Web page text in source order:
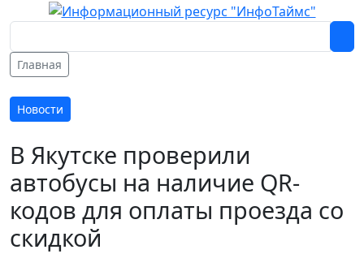
Главная
Новости
В Якутске проверили
автобусы на наличие QR-
кодов для оплаты проезда со
скидкой